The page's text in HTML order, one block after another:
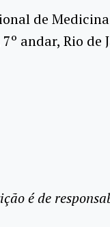
de
andar, Rio de
é de